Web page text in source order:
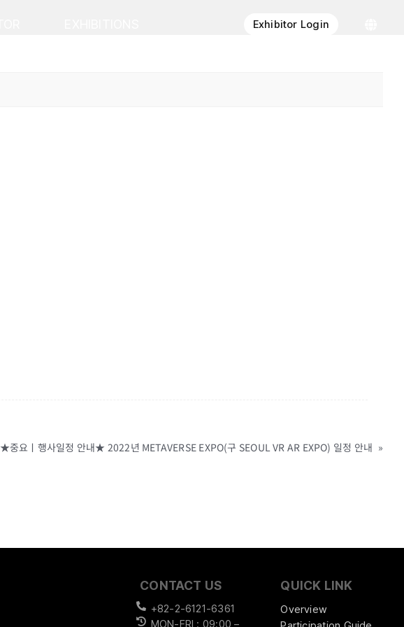
Exhibitor Login
★중요ㅣ행사일정 안내★ 2022년 METAVERSE EXPO(구 SEOUL VR AR EXPO) 일정 안내 »
CONTACT US
+82-2-6121-6361
MON-FRI : 09:00 –
QUICK LINK
Overview